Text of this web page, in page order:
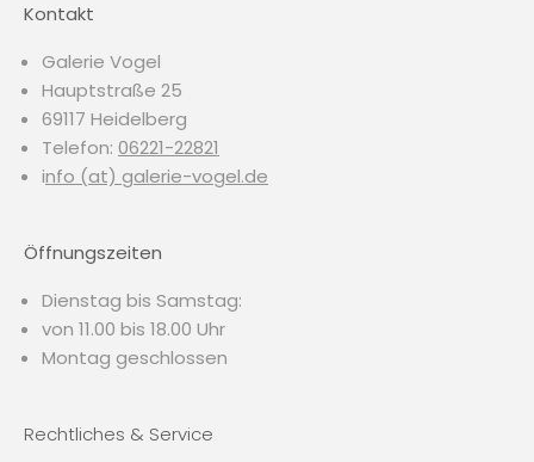
Kontakt
Galerie Vogel
Hauptstraße 25
69117 Heidelberg
Telefon: 06221-22821
info (at) galerie-vogel.de
Öffnungszeiten
Dienstag bis Samstag:
von 11.00 bis 18.00 Uhr
Montag geschlossen
Rechtliches & Service